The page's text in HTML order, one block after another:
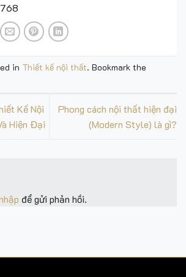
in Thiết kế nội thất. Bookmark the
Kế Nội
Hiện Đại
Phong cách nội thất hiện đại
(Modern Style) là gì?
để gửi phản hồi.